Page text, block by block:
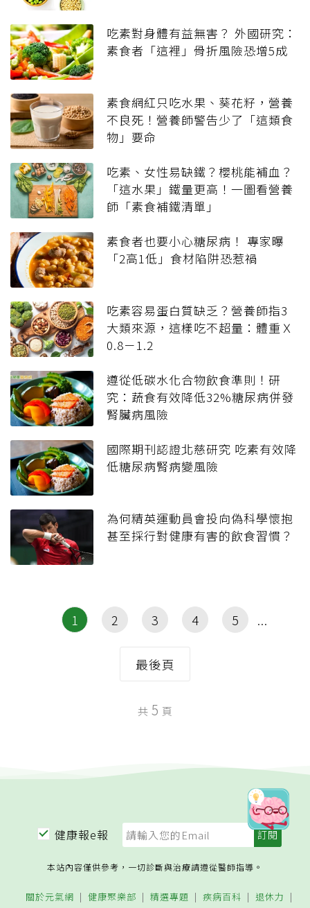
吃素對身體有益無害？ 外國研究：
素食者「這裡」骨折風險恐增5成
素食網紅只吃水果、葵花籽，營養
不良死！營養師警告少了「這類食
物」要命
吃素、女性易缺鐵？櫻桃能補血？
「這水果」鐵量更高！一圖看營養
師「素食補鐵清單」
素食者也要小心糖尿病！ 專家曝
「2高1低」食材陷阱恐惹禍
吃素容易蛋白質缺乏？營養師指3
大類來源，這樣吃不超量：體重Ｘ
0.8－1.2
遵從低碳水化合物飲食準則！研
究：蔬食有效降低32%糖尿病併發
腎臟病風險
國際期刊認證北慈研究 吃素有效降
低糖尿病腎病變風險
為何精英運動員會投向偽科學懷抱
甚至採行對健康有害的飲食習慣？
1 2 3 4 5
最後頁
共 5 頁
健康報e報
本站內容僅供參考，一切診斷與治療請遵從醫師指導。
關於元氣網 健康聚樂部 精選專題 疾病百科 退休力